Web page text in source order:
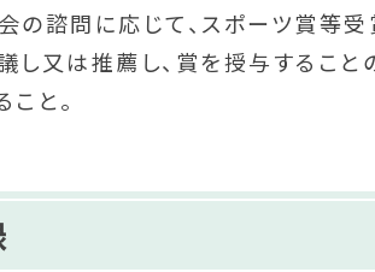
の諮問に応じて、スポーツ賞等
し又は推薦し、賞を授与するこ
と。